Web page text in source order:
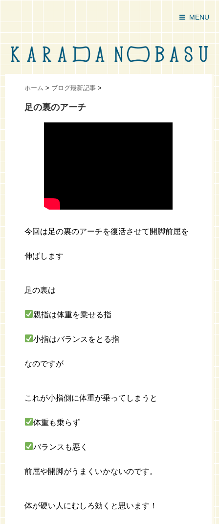
MENU
ホーム > ブログ最新記事 >
足の裏のアーチ
今回は足の裏のアーチを復活させて開脚前屈を
伸ばします
足の裏は
親指は体重を乗せる指
小指はバランスをとる指
なのですが
これが小指側に体重が乗ってしまうと
体重も乗らず
バランスも悪く
前屈や開脚がうまくいかないのです。
体が硬い人にむしろ効くと思います！